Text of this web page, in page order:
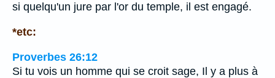
si quelqu'un jure par l'or du temple, il est engagé.
*etc:
Proverbes 26:12
Si tu vois un homme qui se croit sage, Il y a plus à